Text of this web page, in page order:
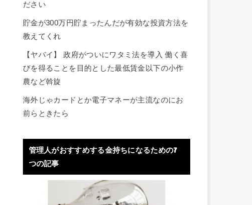
ださい
貯金が300万円貯まったんだが有効な投資方法を
教えてくれ
【ヤバイ】 政府がついにワタミ法を導入 働く喜
びを得ることを目的とした最低賃金以下の小作
農など斡旋
海外じゃカードとか電子マネーが主流なのにお
前らときたら
管理人がおすすめする金持ちになるための7
つの記事